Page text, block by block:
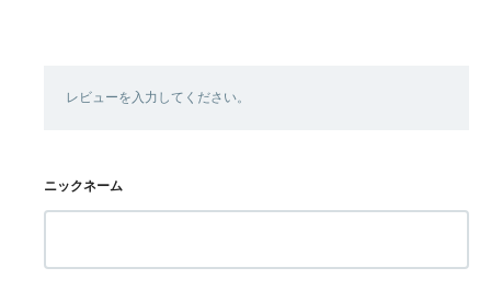
レビューを入力してください。
ニックネーム